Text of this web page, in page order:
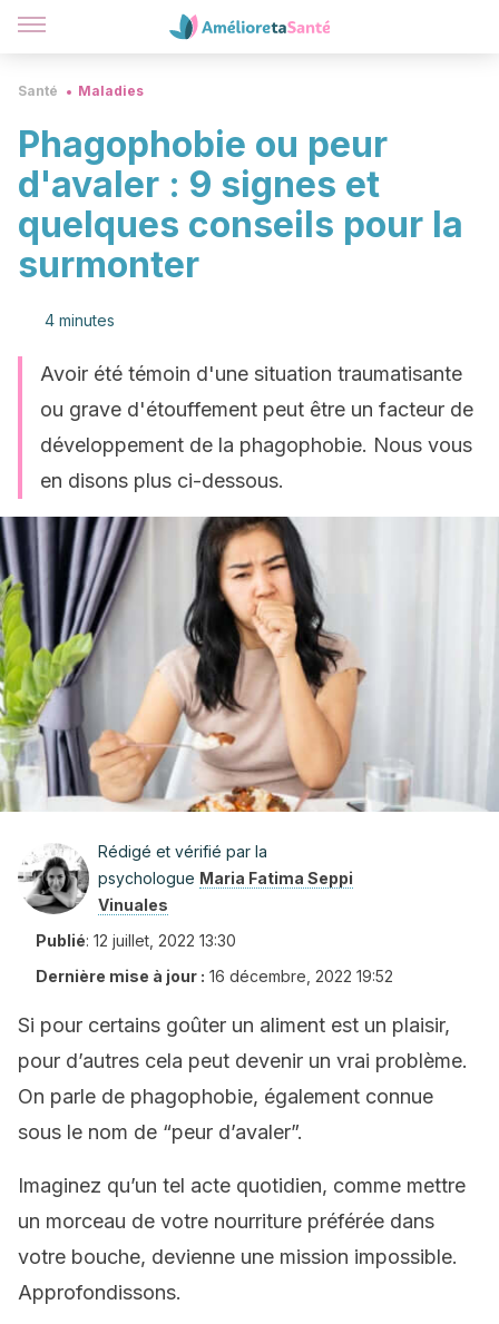
Santé Maladies
Phagophobie ou peur
d'avaler : 9 signes et
quelques conseils pour la
surmonter
4 minutes
Avoir été témoin d'une situation traumatisante
ou grave d'étouffement peut être un facteur de
développement de la phagophobie. Nous vous
en disons plus ci-dessous.
Rédigé et vérifié par la
psychologue Maria Fatima Seppi
Vinuales
Publié: 12 juillet, 2022 13:30
Dernière mise à jour : 16 décembre, 2022 19:52
Si pour certains goûter un aliment est un plaisir,
pour d’autres cela peut devenir un vrai problème.
On parle de phagophobie, également connue
sous le nom de “peur d’avaler”.
Imaginez qu’un tel acte quotidien, comme mettre
un morceau de votre nourriture préférée dans
votre bouche, devienne une mission impossible.
Approfondissons.